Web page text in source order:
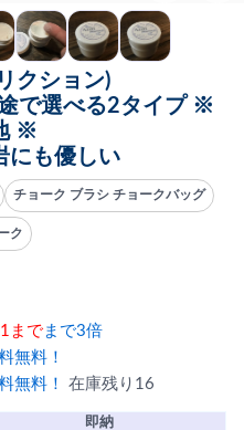
クション)
で選べる2タイプ ※
※
にも優しい
チョーク ブラシ チョークバッグ
ク
まで まで3倍
無料！
無料！ 在庫残り16
即納